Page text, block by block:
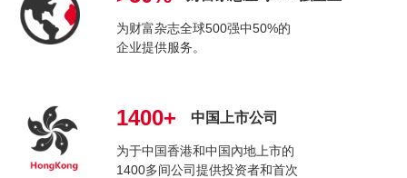
为财富杂志全球500强中50%的
企业提供服务。
1400+ 中国上市公司
为于中国香港和中国內地上市的
1400多间公司提供投资者和首次